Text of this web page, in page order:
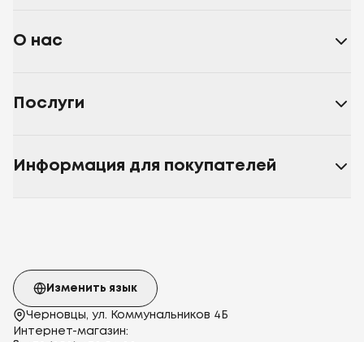
О нас
Послуги
Информация для покупателей
Черновцы, ул. Коммунальников 4Б
Интернет-магазин:
Изменить язык